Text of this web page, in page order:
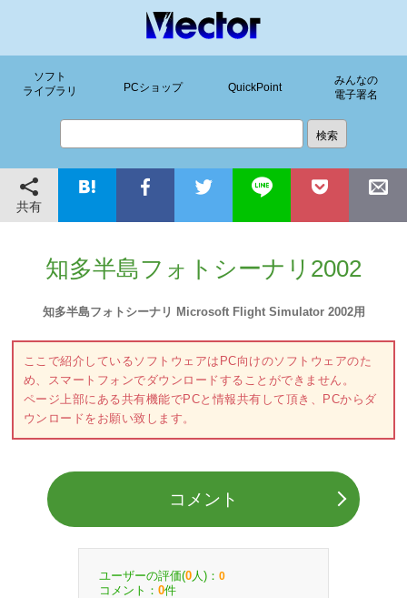
ソフト
ライブラリ
PCショップ QuickPoint
みんなの
電子署名
共有
知多半島フォトシーナリ2002
知多半島フォトシーナリ Microsoft Flight Simulator 2002用
ここで紹介しているソフトウェアはPC向けのソフトウェアのた
め、スマートフォンでダウンロードすることができません。
ページ上部にある共有機能でPCと情報共有して頂き、PCからダ
ウンロードをお願い致します。
コメント
ユーザーの評価(0 人)： 0
コメント： 0件